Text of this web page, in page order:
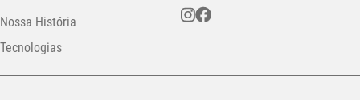
Nossa História
Tecnologias